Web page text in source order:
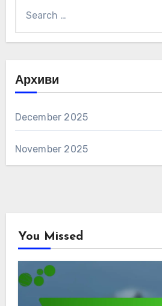
for:
Архиви
December 2025
November 2025
You Missed